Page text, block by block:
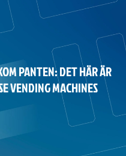
PANTEN: DET HÄR ÄR
VENDING MACHINES